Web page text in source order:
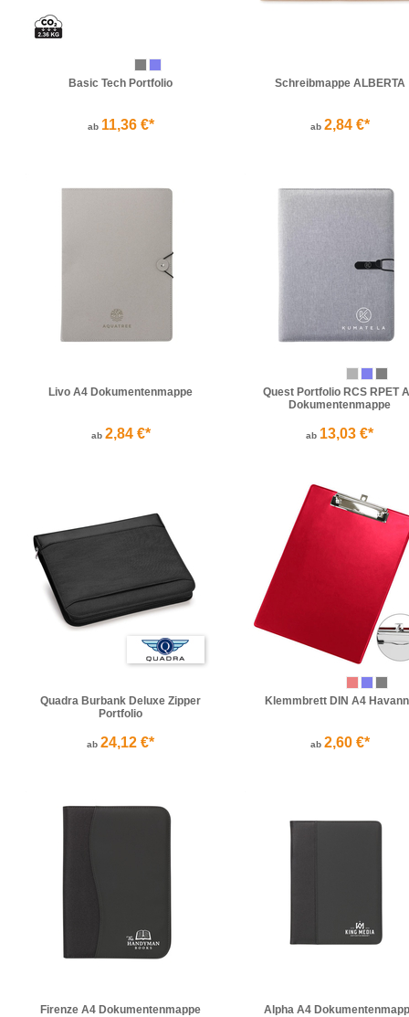
Basic Tech Portfolio
ab 11,36 €*
Schreibmappe ALBERTA
ab 2,84 €*
Livo A4 Dokumentenmappe
ab 2,84 €*
Quest Portfolio RCS RPET
Dokumentenmappe
ab 13,03 €*
Quadra Burbank Deluxe Zipper
Portfolio
ab 24,12 €*
Klemmbrett DIN A4
ab 2,60 €*
Firenze A4 Dokumentenmappe Alpha A4